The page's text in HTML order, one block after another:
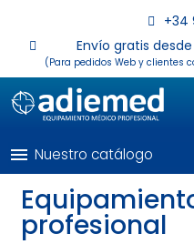
+34
Envío gratis desde
(Para pedidos Web y clientes
menu Nuestro catálogo
profesional